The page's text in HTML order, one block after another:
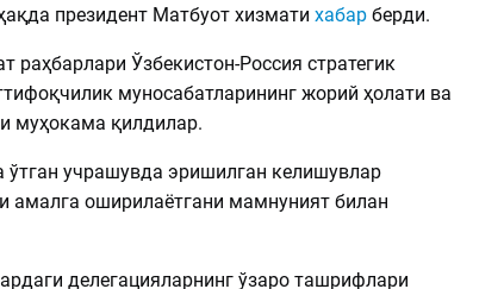
президент Матбуот хизмати хабар берди.
раҳбарлари Ўзбекистон-Россия стратегик
муносабатларининг жорий ҳолати ва
муҳокама қилдилар.
учрашувда эришилган келишувлар
амалга оширилаётгани мамнуният билан
делегацияларнинг ўзаро ташрифлари